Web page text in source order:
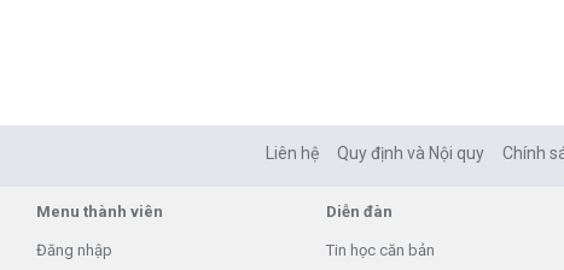
Liên hệ Quy định và Nội quy Chính
Menu thành viên
Đăng nhập
Diễn đàn
Tin học căn bản